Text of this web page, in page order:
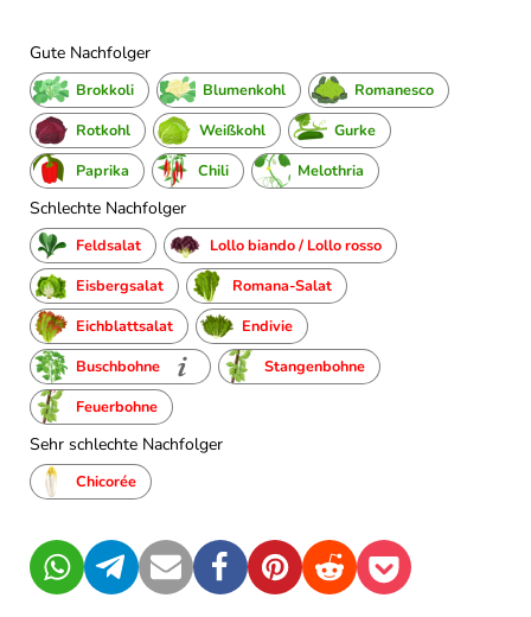
Gute Nachfolger
Brokkoli Blumenkohl
Romanesco
Rotkohl
Weißkohl
Gurke
Paprika
Chili Melothria
Schlechte Nachfolger
Feldsalat
Lollo biando / Lollo rosso
Eisbergsalat
Romana-Salat
Eichblattsalat
Endivie
Buschbohne
Stangenbohne
Feuerbohne
Sehr schlechte Nachfolger
Chicorée
WhatsAppTelegramMail FacebookPinterestRedditPocket